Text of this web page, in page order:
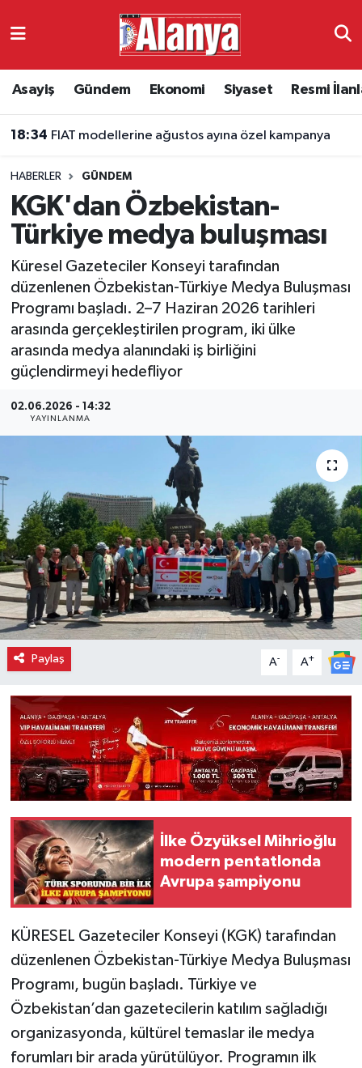
Asayiş Gündem Ekonomi Siyaset Resmi
18:34 FIAT modellerine ağustos ayına özel kampanya
HABERLER GÜNDEM
KGK'dan Özbekistan-
Türkiye medya buluşması
Küresel Gazeteciler Konseyi tarafından
düzenlenen Özbekistan-Türkiye Medya Buluşması
Programı başladı. 2–7 Haziran 2026 tarihleri
arasında gerçekleştirilen program, iki ülke
arasında medya alanındaki iş birliğini
güçlendirmeyi hedefliyor
02.06.2026 - 14:32
YAYINLANMA
Paylaş A- A+
İlke Özyüksel Mihrioğlu
modern pentatlonda
Avrupa şampiyonu
KÜRESEL Gazeteciler Konseyi (KGK) tarafından
düzenlenen Özbekistan-Türkiye Medya Buluşması
Programı, bugün başladı. Türkiye ve
Özbekistan’dan gazetecilerin katılım sağladığı
organizasyonda, kültürel temaslar ile medya
forumları bir arada yürütülüyor. Programın ilk
Ekonomi
Resmi İlanlar
Alanyaspor
Turizm
E-Gazete
Antalya Namaz Vakitleri
Süper Lig Puan Durumu ve Fikstür
Tüm Manşetler
Son Dakika Haberleri
Haber Arşivi